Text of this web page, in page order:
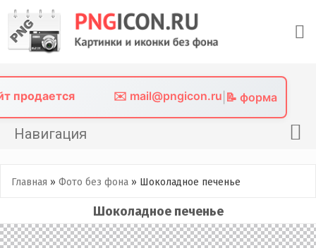
content
продается ✉️ mail@pngicon.ru 📝 форма
Навигация
Png иконки
Картинки без фона
Фото без фона
Главная » Фото без фона » Шоколадное печенье
Шоколадное печенье